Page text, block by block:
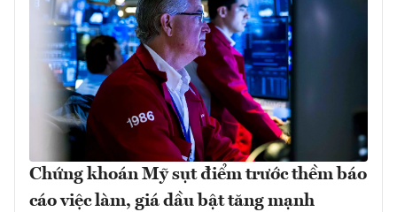
Chứng khoán Mỹ sụt điểm trước thềm báo
cáo việc làm, giá dầu bật tăng mạnh